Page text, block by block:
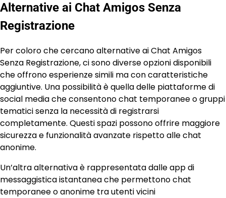
Alternative ai Chat Amigos Senza
Registrazione
Per coloro che cercano alternative ai Chat Amigos
Senza Registrazione, ci sono diverse opzioni disponibili
che offrono esperienze simili ma con caratteristiche
aggiuntive. Una possibilità è quella delle piattaforme di
social media che consentono chat temporanee o gruppi
tematici senza la necessità di registrarsi
completamente. Questi spazi possono offrire maggiore
sicurezza e funzionalità avanzate rispetto alle chat
anonime.
Un’altra alternativa è rappresentata dalle app di
messaggistica istantanea che permettono chat
temporanee o anonime tra utenti vicini